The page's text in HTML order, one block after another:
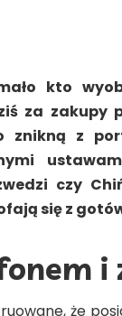
kto
za zakupy
znikną z
czy
się z
i
że